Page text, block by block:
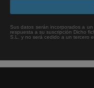
Sus datos serán incorporados a
respuesta a su suscripción Dicho
S.L. y no será cedido a un tercero